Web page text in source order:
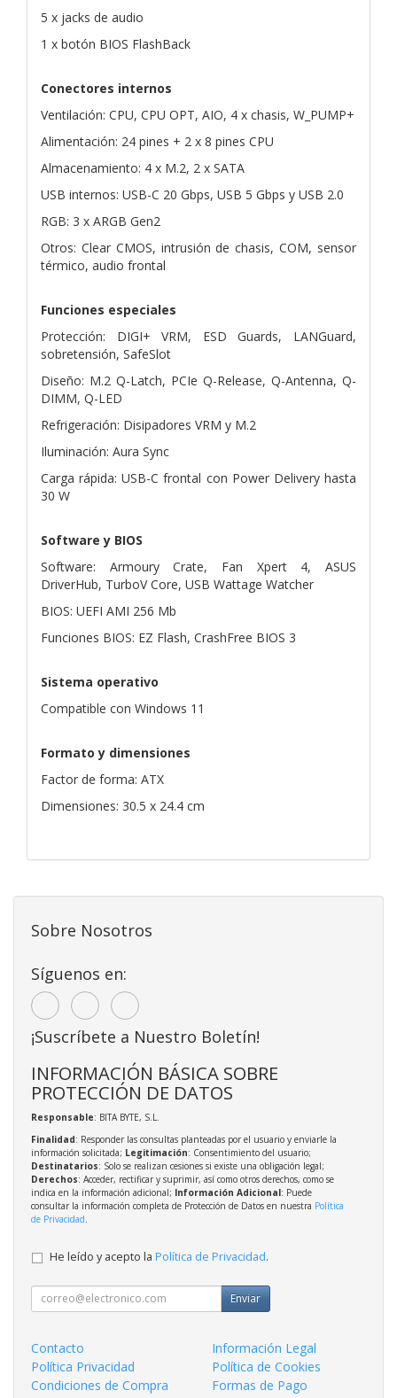
5 x jacks de audio
1 x botón BIOS FlashBack
Conectores internos
Ventilación: CPU, CPU OPT, AIO, 4 x chasis, W_PUMP+
Alimentación: 24 pines + 2 x 8 pines CPU
Almacenamiento: 4 x M.2, 2 x SATA
USB internos: USB-C 20 Gbps, USB 5 Gbps y USB 2.0
RGB: 3 x ARGB Gen2
Otros: Clear CMOS, intrusión de chasis, COM, sensor
térmico, audio frontal
Funciones especiales
Protección: DIGI+ VRM, ESD Guards, LANGuard,
sobretensión, SafeSlot
Diseño: M.2 Q-Latch, PCIe Q-Release, Q-Antenna, Q-
DIMM, Q-LED
Refrigeración: Disipadores VRM y M.2
Iluminación: Aura Sync
Carga rápida: USB-C frontal con Power Delivery hasta
30 W
Software y BIOS
Software: Armoury Crate, Fan Xpert 4, ASUS
DriverHub, TurboV Core, USB Wattage Watcher
BIOS: UEFI AMI 256 Mb
Funciones BIOS: EZ Flash, CrashFree BIOS 3
Sistema operativo
Compatible con Windows 11
Formato y dimensiones
Factor de forma: ATX
Dimensiones: 30.5 x 24.4 cm
Sobre Nosotros
Síguenos en:
¡Suscríbete a Nuestro Boletín!
INFORMACIÓN BÁSICA SOBRE
PROTECCIÓN DE DATOS
Responsable: BITA BYTE, S.L.
Finalidad: Responder las consultas planteadas por el usuario y enviarle la
información solicitada; Legitimación: Consentimiento del usuario;
Destinatarios: Solo se realizan cesiones si existe una obligación legal;
Derechos: Acceder, rectificar y suprimir, así como otros derechos, como se
indica en la información adicional; Información Adicional: Puede
consultar la información completa de Protección de Datos en nuestra Política
de Privacidad
He leído y acepto la Política de Privacidad.
Enviar
Contacto
Información Legal
Política Privacidad
Política de Cookies
Condiciones de Compra
Formas de Pago